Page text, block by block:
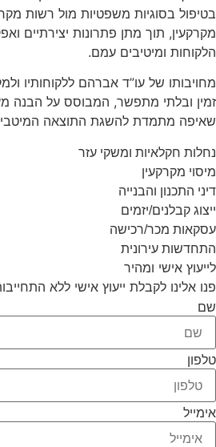
בטיפול בסוגיות משפטיות מול רשות
מקרקעין, תוך מתן פתרונות יצירתיים
הלקוחות ומיטיבים עמם.
מחויבותו של עו”ד אברהם ללקוחותיו
זמין ובלתי מתפשר, המבוסס על הבנה
שאיפה מתמדת להשגת התוצאה המיטבית
נחלות חקלאיות ומשקי עזר
מיסוי מקרקעין
דיני התכנון והבנייה
ייצוג קבלנים/יזמים
עסקאות מכר/רכישה
התחדשות עירונית
לייעוץ אישי ומהיר
פנו אלינו לקבלת ייעוץ אישי ללא
שם
טלפון
אימייל